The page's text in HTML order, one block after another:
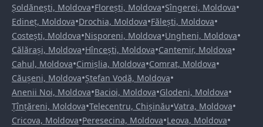
Șoldănești, Moldova•Florești, Moldova•Sîngerei, Moldova•
Edineț, Moldova•Drochia, Moldova•Fălești, Moldova•
Costești, Moldova•Nisporeni, Moldova•Ungheni, Moldova•
Călărași, Moldova•Hîncești, Moldova•Cantemir, Moldova•
Cahul, Moldova•Cimișlia, Moldova•Comrat, Moldova•
Căușeni, Moldova•Ștefan Vodă, Moldova•
Anenii Noi, Moldova•Bacioi, Moldova•Glodeni, Moldova•
Țînțăreni, Moldova•Telecentru, Chișinău•Vatra, Moldova•
Cricova, Moldova•Peresecina, Moldova•Leova, Moldova•